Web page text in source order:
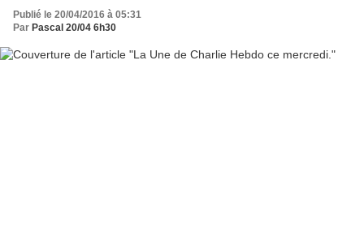
Publié le 20/04/2016 à 05:31
Par Pascal 20/04 6h30